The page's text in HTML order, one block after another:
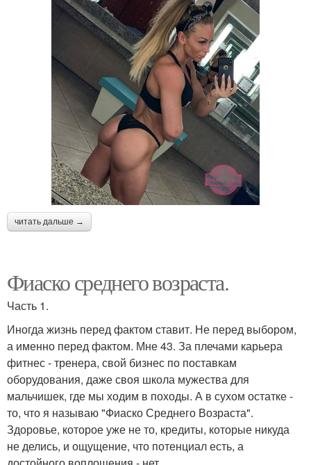
читать дальше →
Фиаско среднего возраста.
Часть 1.
Иногда жизнь перед фактом ставит. Не перед выбором,
а именно перед фактом. Мне 43. За плечами карьера
фитнес - тренера, свой бизнес по поставкам
оборудования, даже своя школа мужества для
мальчишек, где мы ходим в походы. А в сухом остатке -
то, что я называю "Фиаско Среднего Возраста".
Здоровье, которое уже не то, кредиты, которые никуда
не делись, и ощущение, что потенциал есть, а